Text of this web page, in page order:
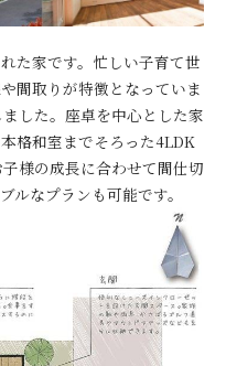
た家です。忙しい子育て世
間取りが特徴となっていま
した。座卓を中心とした家
格和室までそろった4LDK
様の成長に合わせて間仕切
ルなプランも可能です。